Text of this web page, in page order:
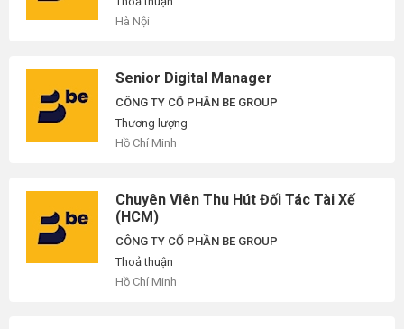
Hà Nội
Senior Digital Manager
CÔNG TY CỔ PHẦN BE GROUP
Thương lượng
Hồ Chí Minh
Chuyên Viên Thu Hút Đối Tác Tài Xế
(HCM)
CÔNG TY CỔ PHẦN BE GROUP
Thoả thuận
Hồ Chí Minh